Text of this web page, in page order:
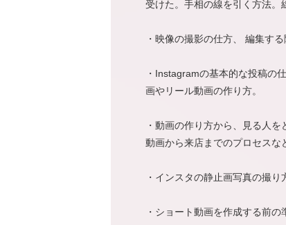
受けた。手相の線を引く方法。
・映像の撮影の仕方、 編集す
・Instagramの基本的な投稿の
画やリール動画の作り方。
・動画の作り方から、見る人
動画から来店までのプロセスな
・インスタの静止画写真の撮り
・ショート動画を作成する前